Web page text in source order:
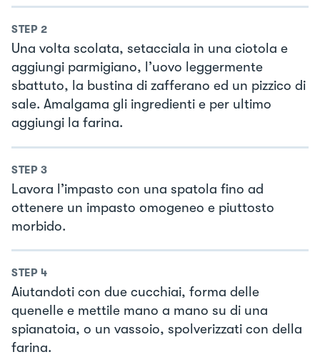
STEP 2
Una volta scolata, setacciala in una ciotola e
aggiungi parmigiano, l’uovo leggermente
sbattuto, la bustina di zafferano ed un pizzico di
sale. Amalgama gli ingredienti e per ultimo
aggiungi la farina.
STEP 3
Lavora l’impasto con una spatola fino ad
ottenere un impasto omogeneo e piuttosto
morbido.
STEP 4
Aiutandoti con due cucchiai, forma delle
quenelle e mettile mano a mano su di una
spianatoia, o un vassoio, spolverizzati con della
farina.